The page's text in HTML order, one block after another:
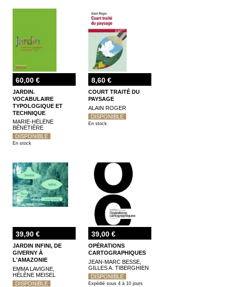
60,00 €
JARDIN.
VOCABULAIRE
TYPOLOGIQUE ET
TECHNIQUE
MARIE-HÉLÈNE
BÉNETIÈRE
DISPONIBLE
En stock
8,60 €
COURT TRAITÉ DU
PAYSAGE
ALAIN ROGER
DISPONIBLE
En stock
39,90 €
JARDIN INFINI, DE
GIVERNY À
L'AMAZONIE
EMMA LAVIGNE,
HÉLÈNE MEISEL
DISPONIBLE
39,00 €
OPÉRATIONS
CARTOGRAPHIQUES
JEAN-MARC BESSE,
GILLES A. TIBERGHIEN
DISPONIBLE
Expédié sous 4 à 10 jours